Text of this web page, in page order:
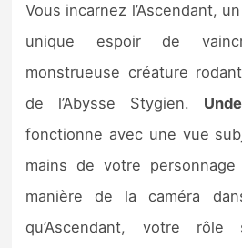
Vous incarnez l’Ascendant,
unique espoir de
monstrueuse créature
de l’Abysse Stygien.
fonctionne avec une vue
mains de votre
manière de la caméra
qu’Ascendant, votre rôle